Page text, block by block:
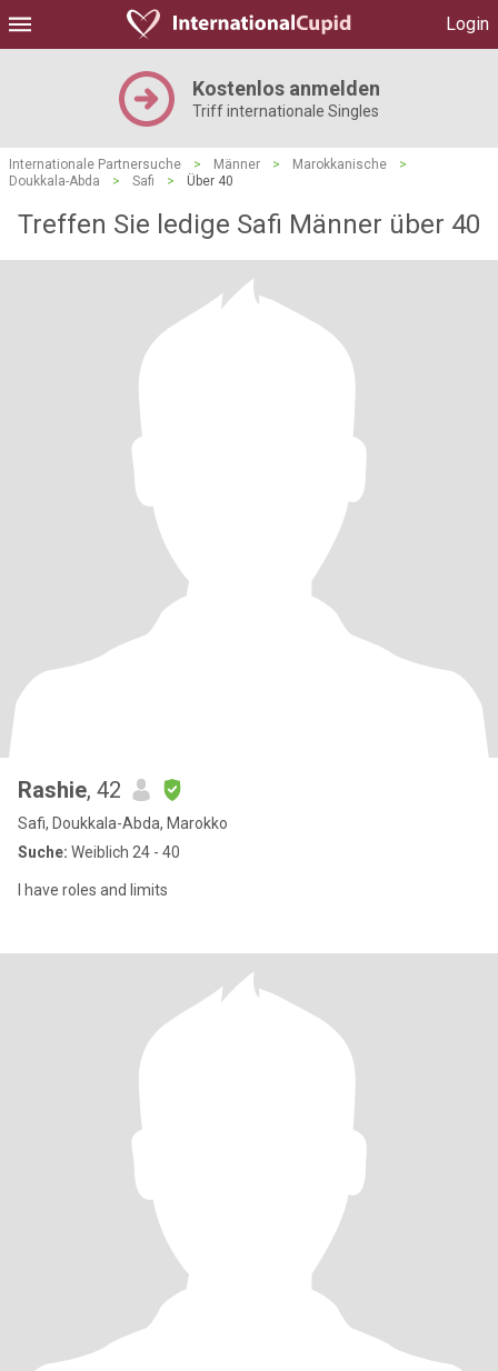
Login
Kostenlos anmelden
Triff internationale Singles
Internationale Partnersuche > Männer > Marokkanische
>
Doukkala-Abda
> Safi > Über 40
Treffen Sie ledige Safi Männer über 40
Rashie, 42
Safi, Doukkala-Abda, Marokko
Suche: Weiblich 24 - 40
I have roles and limits